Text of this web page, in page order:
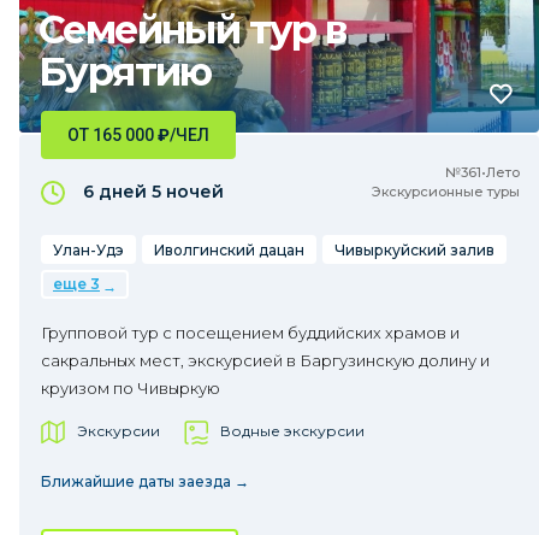
Семейный тур в
Бурятию
№361•Лето
Экскурсионные туры
ОТ 165 000₽/ЧЕЛ
6 дней 5 ночей
Улан-Удэ Иволгинский дацан
Чивыркуйский залив
еще 3
Групповой тур с посещением буддийских храмов и
сакральных мест, экскурсией в Баргузинскую долину и
круизом по Чивыркую
Экскурсии Водные экскурсии
Ближайшие даты заезда →